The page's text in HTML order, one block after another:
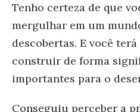
Tenho certeza de que
mergulhar em um
descobertas. E você
construir de forma
importantes para o
Conseguiu perceber a